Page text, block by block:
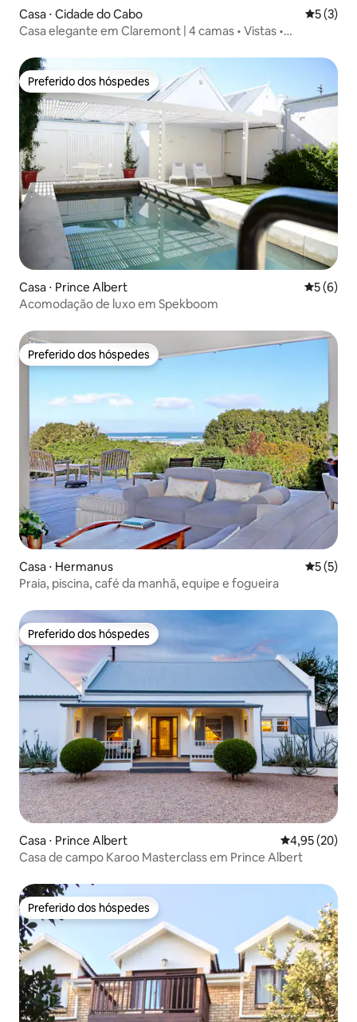
Casa ⋅ Cidade do Cabo 5 de
5 (3)
Casa elegante em Claremont | 4 camas • Vistas •
Preferido dos hóspedes
Preferido dos hóspedes
Casa ⋅ Prince Albert 5 de
5 (6)
Acomodação de luxo em Spekboom
Preferido dos hóspedes
Preferido dos hóspedes
Casa ⋅ Hermanus 5 de
5 (5)
Praia, piscina, café da manhã, equipe e fogueira
Preferido dos hóspedes
Preferido dos hóspedes
Casa ⋅ Prince Albert 4,95 de uma
4,95 (20)
Casa de campo Karoo Masterclass em Prince Albert
Preferido dos hóspedes
Preferido dos hóspedes